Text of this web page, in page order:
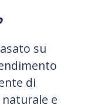
su
di
e